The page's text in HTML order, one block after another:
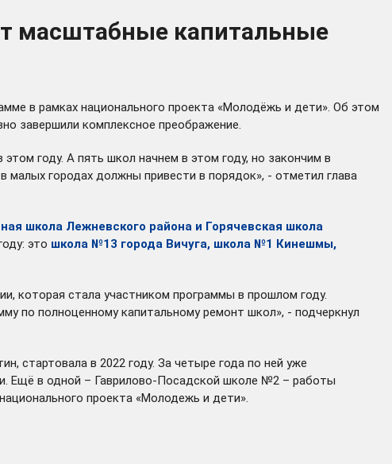
масштабные капитальные
в рамках национального проекта «Молодёжь и дети». Об этом
завершили комплексное преображение.
году. А пять школ начнем в этом году, но закончим в
городах должны привести в порядок», - отметил глава
школа Лежневского района и Горячевская школа
это школа №13 города Вичуга, школа №1 Кинешмы,
которая стала участником программы в прошлом году.
по полноценному капитальному ремонт школ», - подчеркнул
стартовала в 2022 году. За четыре года по ней уже
Ещё в одной – Гаврилово-Посадской школе №2 – работы
проекта «Молодежь и дети».